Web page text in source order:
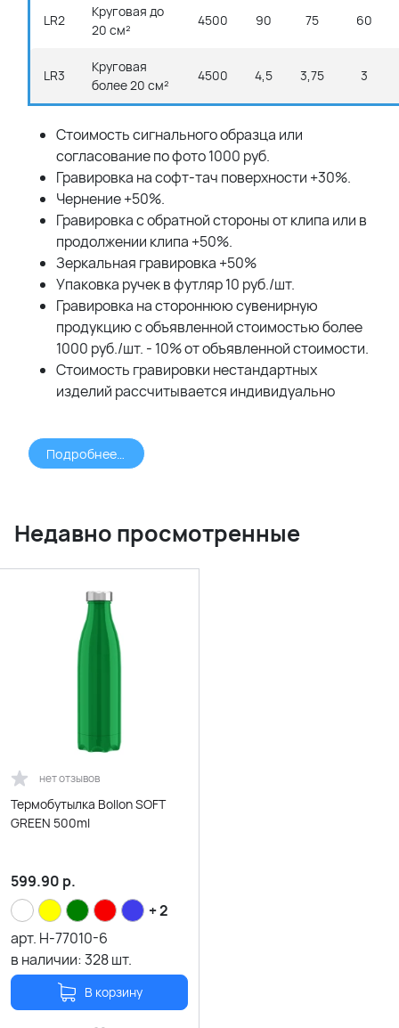
LR2
Круговая до
20 см²
4500 90 75 60
LR3
Круговая
более 20 см²
4500 4,5 3,75 3
Стоимость сигнального образца или
согласование по фото 1000 руб.
Гравировка на софт-тач поверхности +30%.
Чернение +50%.
Гравировка с обратной стороны от клипа или в
продолжении клипа +50%.
Зеркальная гравировка +50%
Упаковка ручек в футляр 10 руб./шт.
Гравировка на стороннюю сувенирную
продукцию с объявленной стоимостью более
1000 руб./шт. - 10% от объявленной стоимости.
Стоимость гравировки нестандартных
изделий рассчитывается индивидуально
Подробнее >>>
Недавно просмотренные
нет отзывов
Термобутылка Bollon SOFT
GREEN 500ml
599.90 р.
+ 2
арт. H-77010-6
в наличии:328шт.
В корзину